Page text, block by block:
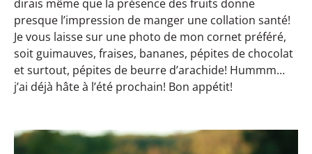
dirais même que la présence des fruits donne
presque l’impression de manger une collation santé!
Je vous laisse sur une photo de mon cornet préféré,
soit guimauves, fraises, bananes, pépites de chocolat
et surtout, pépites de beurre d’arachide! Hummm…
j’ai déjà hâte à l’été prochain! Bon appétit!